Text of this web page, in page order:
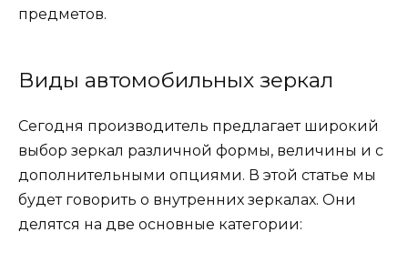
предметов.
Виды автомобильных зеркал
Сегодня производитель предлагает широкий
выбор зеркал различной формы, величины и с
дополнительными опциями. В этой статье мы
будет говорить о внутренних зеркалах. Они
делятся на две основные категории: